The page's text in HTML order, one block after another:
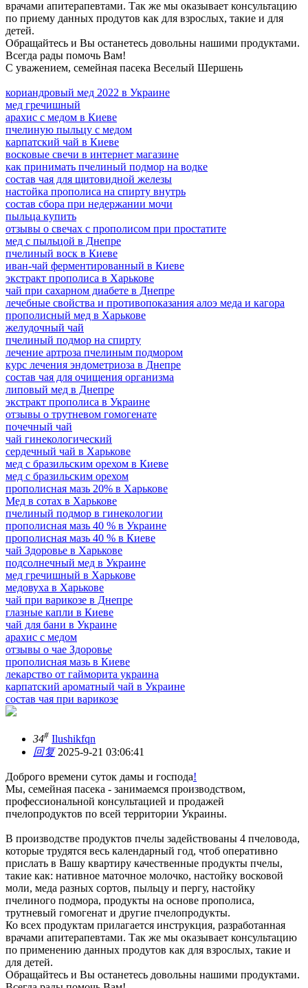
врачами апитерапевтами. Так же мы оказывает консультацию
по приему данных продутов как для взрослых, такие и для
детей.
Обращайтесь и Вы останетесь довольны нашими продуктами.
Всегда рады помочь Вам!
С уважением, семейная пасека Веселый Шершень
кориандровый мед 2022 в Украине
мед гречишный
арахис с медом в Киеве
пчелиную пыльцу с медом
карпатский чай в Киеве
восковые свечи в интернет магазине
как принимать пчелиный подмор на водке
состав чая для щитовидной железы
настойка прополиса на спирту внутрь
состав сбора при недержании мочи
пыльца купить
отзывы о свечах с прополисом при простатите
мед с пыльцой в Днепре
пчелиный воск в Киеве
иван-чай ферментированный в Киеве
экстракт прополиса в Харькове
чай при сахарном диабете в Днепре
лечебные свойства и противопоказания алоэ меда и кагора
прополисный мед в Харькове
желудочный чай
пчелиный подмор на спирту
лечение артроза пчелиным подмором
курс лечения эндометриоза в Днепре
состав чая для очищения организма
липовый мед в Днепре
экстракт прополиса в Украине
отзывы о трутневом гомогенате
почечный чай
чай гинекологический
сердечный чай в Харькове
мед с бразильским орехом в Киеве
мед с бразильским орехом
прополисная мазь 20% в Харькове
Мед в сотах в Харькове
пчелиный подмор в гинекологии
прополисная мазь 40 % в Украине
прополисная мазь 40 % в Киеве
чай Здоровье в Харькове
подсолнечный мед в Украине
мед гречишный в Харькове
медовуха в Харькове
чай при варикозе в Днепре
глазные капли в Киеве
чай для бани в Украине
арахис с медом
отзывы о чае Здоровье
прополисная мазь в Киеве
лекарство от гайморита украина
карпатский ароматный чай в Украине
состав чая при варикозе
34# Ilushikfqn
回复2025-9-21 03:06:41
Доброго времени суток дамы и господа!
Мы, семейная пасека - занимаемся производством,
профессиональной консультацией и продажей
пчелопродуктов по всей территории Украины.
В производстве продуктов пчелы задействованы 4 пчеловода,
которые трудятся весь календарный год, чтоб оперативно
прислать в Вашу квартиру качественные продукты пчелы,
такие как: нативное маточное молочко, настойку восковой
моли, меда разных сортов, пыльцу и пергу, настойку
пчелиного подмора, продукты на основе прополиса,
трутневый гомогенат и другие пчелопродукты.
Ко всех продуктам прилагается инструкция, разработанная
врачами апитерапевтами. Так же мы оказывает консультацию
по применению данных продутов как для взрослых, такие и
для детей.
Обращайтесь и Вы останетесь довольны нашими продуктами.